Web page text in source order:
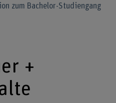
zum Bachelor-Studiengang
+